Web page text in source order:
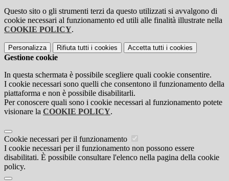
Questo sito o gli strumenti terzi da questo utilizzati si avvalgono di
cookie necessari al funzionamento ed utili alle finalità illustrate nella
COOKIE POLICY.
Personalizza Rifiuta tutti i cookies Accetta tutti i cookies
Gestione cookie
In questa schermata è possibile scegliere quali cookie consentire.
I cookie necessari sono quelli che consentono il funzionamento della
piattaforma e non è possibile disabilitarli.
Per conoscere quali sono i cookie necessari al funzionamento potete
visionare la COOKIE POLICY.
Cookie necessari per il funzionamento
I cookie necessari per il funzionamento non possono essere
disabilitati. È possibile consultare l'elenco nella pagina della cookie
policy.